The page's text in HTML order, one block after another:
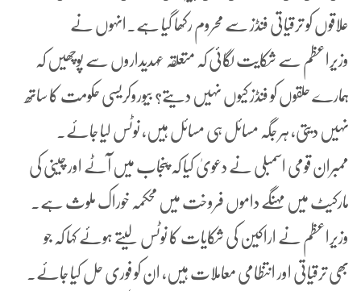
علاقوں کو ترقیاتی فنڈز سے محروم رکھا گیا ہے۔انہوں نے
وزیراعظم سے شکایت لگائی کہ متعلقہ عہدیداروں سے پوچھیں کہ
ہمارے حلقوں کو فنڈز کیوں نہیں دیتے؟ بیوروکریسی حکومت کا ساتھ
نہیں دیتی، ہر جگہ مسائل ہی مسائل ہیں، نوٹس لیا جائے۔
ممبران قومی اسمبلی نے دعویٰ کیا کہ پنجاب میں آٹے اور چینی کی
مارکیٹ میں مہنگے داموں فروخت میں محکمہ خوراک ملوث ہے۔
وزیراعظم نے اراکین کی شکایات کا نوٹس لیتے ہوئے کہا کہ جو
بھی ترقیاتی اور انتظامی معاملات ہیں، ان کو فوری حل کیا جائے۔